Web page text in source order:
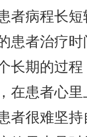
病程长短
患者治疗时
长期的过程
在患者心里
者很难坚持